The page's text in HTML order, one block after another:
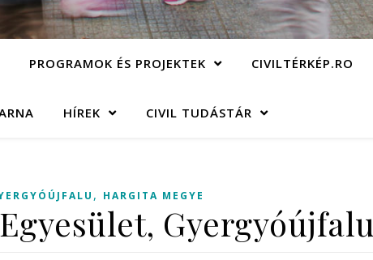
PROGRAMOK ÉS PROJEKTEK CIVILTÉRKÉP.RO
HÍREK CIVIL TUDÁSTÁR
, HARGITA MEGYE
Gyergyóújfalu